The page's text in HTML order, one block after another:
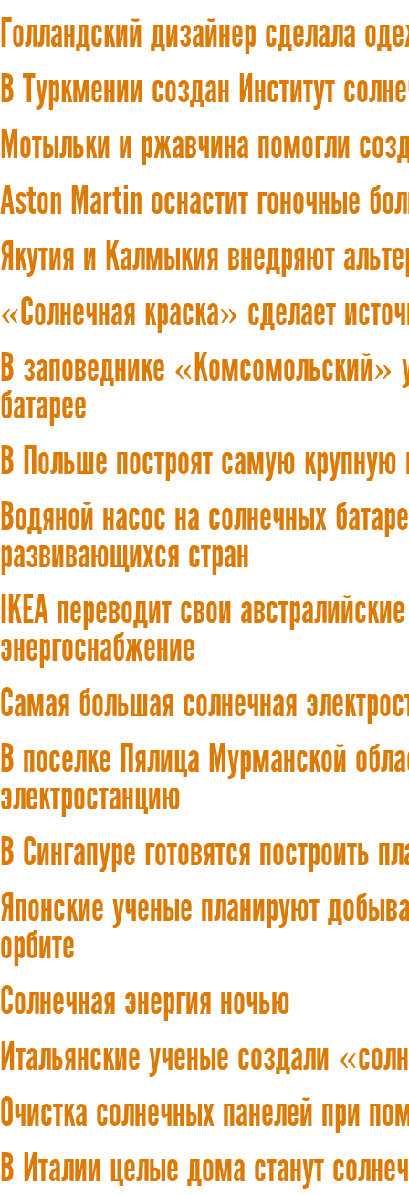
Голландский дизайнер сделала
В Туркмении создан Институт
Мотыльки и ржавчина помогли
Aston Martin оснастит гоночные
Якутия и Калмыкия внедряют
«Солнечная краска» сделает
В заповеднике «Комсомольский»
батарее
В Польше построят самую крупную
Водяной насос на солнечных
развивающихся стран
IKEA переводит свои
энергоснабжение
Самая большая солнечная
В поселке Пялица Мурманской
электростанцию
В Сингапуре готовятся построить
Японские ученые планируют
орбите
Солнечная энергия ночью
Итальянские ученые создали
Очистка солнечных панелей при
В Италии целые дома станут